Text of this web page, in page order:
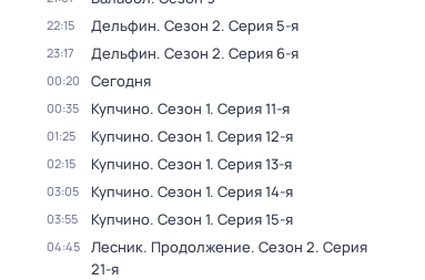
22:15 Дельфин. Сезон 2. Серия 5-я
23:17 Дельфин. Сезон 2. Серия 6-я
00:20 Сегодня
00:35 Купчино. Сезон 1. Серия 11-я
01:25 Купчино. Сезон 1. Серия 12-я
02:15 Купчино. Сезон 1. Серия 13-я
03:05 Купчино. Сезон 1. Серия 14-я
03:55 Купчино. Сезон 1. Серия 15-я
04:45 Лесник. Продолжение. Сезон 2. Серия
21-я